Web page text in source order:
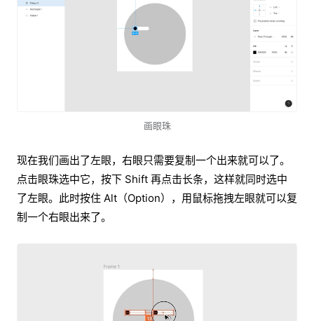
画眼珠
现在我们画出了左眼，右眼只需要复制一个出来就可以了。
点击眼珠选中它，按下 Shift 再点击长条，这样就同时选中
了左眼。此时按住 Alt（Option），用鼠标拖拽左眼就可以复
制一个右眼出来了。